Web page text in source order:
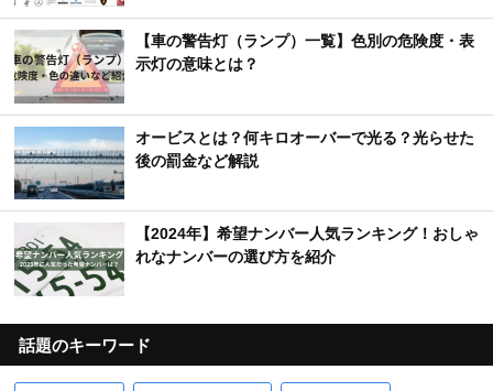
【車の警告灯（ランプ）一覧】色別の危険度・表
示灯の意味とは？
オービスとは？何キロオーバーで光る？光らせた
後の罰金など解説
【2024年】希望ナンバー人気ランキング！おしゃ
れなナンバーの選び方を紹介
話題のキーワード